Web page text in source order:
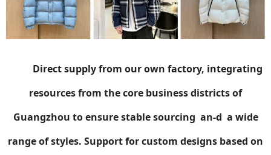
Direct supply from our own factory, integrating
resources from the core business districts of
Guangzhou to ensure stable sourcing an-d a wide
range of styles. Support for custom designs based on